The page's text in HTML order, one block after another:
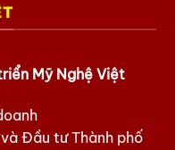
Mỹ Nghệ Việt
Đầu tư Thành phố